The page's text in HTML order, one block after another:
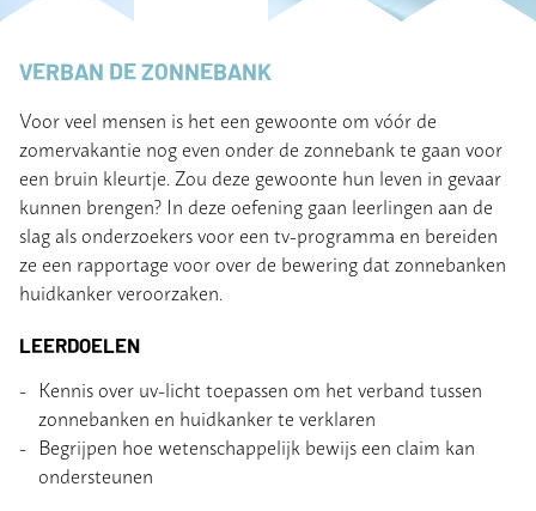
VERBAN DE ZONNEBANK
Voor veel mensen is het een gewoonte om vóór de
zomervakantie nog even onder de zonnebank te gaan voor
een bruin kleurtje. Zou deze gewoonte hun leven in gevaar
kunnen brengen? In deze oefening gaan leerlingen aan de
slag als onderzoekers voor een tv-programma en bereiden
ze een rapportage voor over de bewering dat zonnebanken
huidkanker veroorzaken.
LEERDOELEN
Kennis over uv-licht toepassen om het verband tussen
zonnebanken en huidkanker te verklaren
Begrijpen hoe wetenschappelijk bewijs een claim kan
ondersteunen